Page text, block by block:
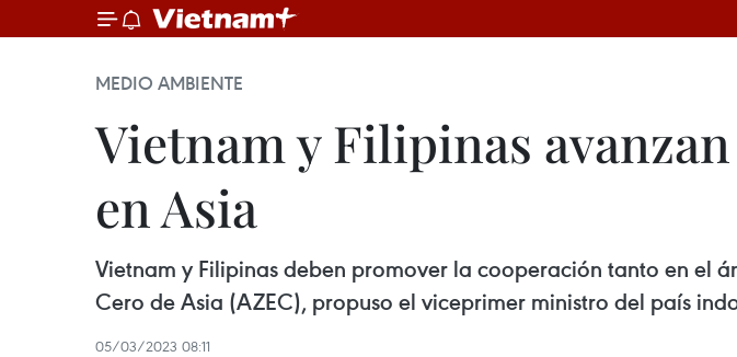
MEDIO AMBIENTE
Vietnam y Filipinas
en Asia
Vietnam y Filipinas deben promover la cooperación tanto en el
Cero de Asia (AZEC), propuso el viceprimer ministro del país
05/03/2023 08:11